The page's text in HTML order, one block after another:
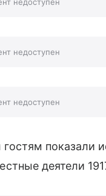
недоступен
недоступен
показали
деятели